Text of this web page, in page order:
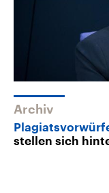
Archiv
stellen sich